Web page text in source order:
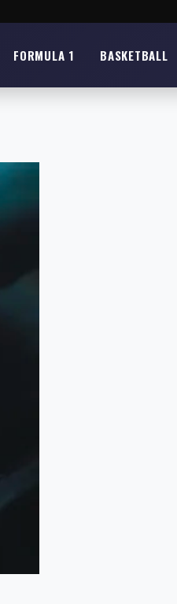
FORMULA 1 BASKETBALL